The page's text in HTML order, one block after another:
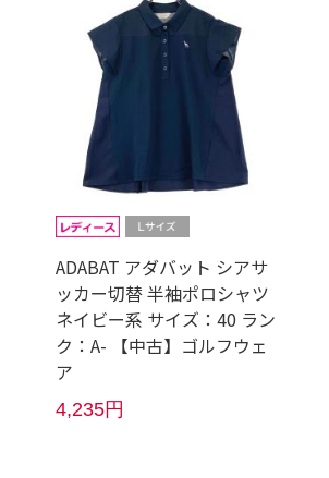
ADABAT アダバット シアサ
ッカー切替 半袖ポロシャツ
ネイビー系 サイズ：40 ラン
ク：A- 【中古】ゴルフウェ
ア
4,235円